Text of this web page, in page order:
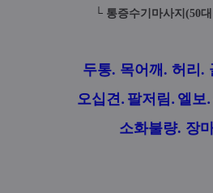
└ 통증수기마사지(50
두통. 목어깨. 허리.
오십견. 팔저림. 엘보
소화불량. 장